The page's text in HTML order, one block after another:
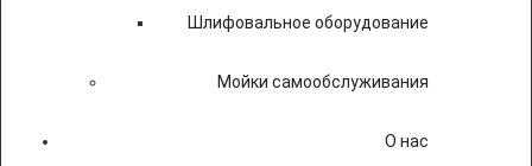
Шлифовальное оборудование
Мойки самообслуживания
О нас